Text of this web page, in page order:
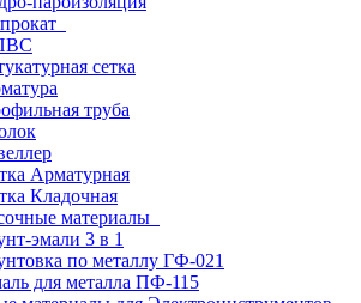
сетка
труба
Арматурная
Кладочная
материалы
эмали 3 в 1
по металлу ГФ-021
для металла ПФ-115